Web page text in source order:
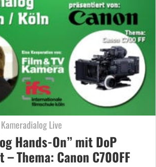
Live
Hands-On” mit DoP
Thema: Canon C700FF